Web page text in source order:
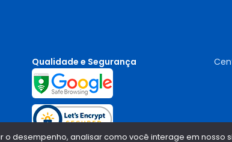
Qualidade e Segurança
desempenho, analisar como você interage em nosso